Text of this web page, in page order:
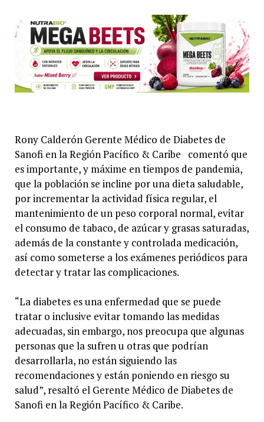
Rony Calderón Gerente Médico de Diabetes de
Sanofi en la Región Pacífico & Caribe comentó que
es importante, y máxime en tiempos de pandemia,
que la población se incline por una dieta saludable,
por incrementar la actividad física regular, el
mantenimiento de un peso corporal normal, evitar
el consumo de tabaco, de azúcar y grasas saturadas,
además de la constante y controlada medicación,
así como someterse a los exámenes periódicos para
detectar y tratar las complicaciones.
“La diabetes es una enfermedad que se puede
tratar o inclusive evitar tomando las medidas
adecuadas, sin embargo, nos preocupa que algunas
personas que la sufren u otras que podrían
desarrollarla, no están siguiendo las
recomendaciones y están poniendo en riesgo su
salud”, resaltó el Gerente Médico de Diabetes de
Sanofi en la Región Pacífico & Caribe.